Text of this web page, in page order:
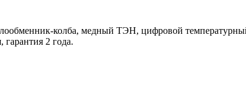
колба, медный ТЭН, цифровой
2 года.